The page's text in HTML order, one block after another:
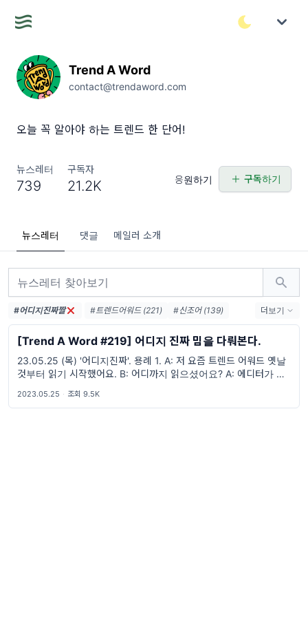
Trend A Word
contact@trendaword.com
오늘 꼭 알아야 하는 트렌드 한 단어!
뉴스레터
739
구독자
21.2K 응원하기 구독하기
뉴스레터 댓글 메일러 소개
#어디지진짜짤 #트렌드어워드 (221)
#신조어 (139)
#trendaword (117)
#유행어 (57)
#휴재 (29)
#트렌드어워드뉴스레터 (27)
#요즘밈 (27)
#트렌드어워드레터 (27)
#2026밈 (26)
#밈 (24)
#MZ세대 (23)
#밈추천 (22)
#하루휴재 (18)
더보기
[Trend A Word #219] 어디지 진짜 밈을 다뤄본다.
23.05.25 (목) '어디지진짜'. 용례 1. A: 저 요즘 트렌드 어워드 옛날
것부터 읽기 시작했어요. B: 어디까지 읽으셨어요? A: 에디터가 갑자
2023.05.25 · 조회 9.5K